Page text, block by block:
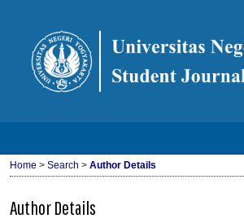
Home > Search > Author Details
Author Details